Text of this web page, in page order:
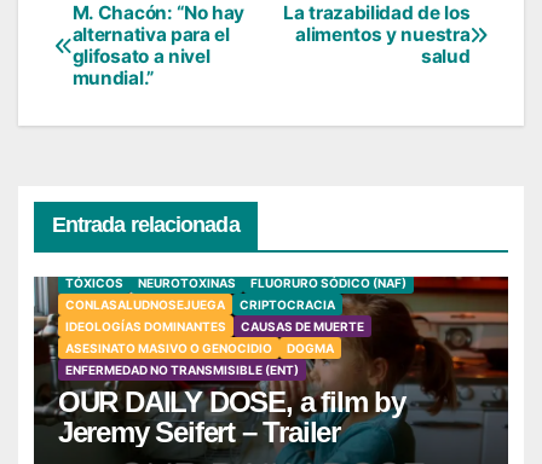
Navegación
de
entradas
La trazabilidad de los
alimentos y nuestra
salud
M. Chacón: “No hay
alternativa para el
glifosato a nivel
mundial.”
Entrada relacionada
TÓXICOS NEUROTOXINAS
FLUORURO SÓDICO (NAF)
CONLASALUDNOSEJUEGA
CRIPTOCRACIA
IDEOLOGÍAS DOMINANTES
CAUSAS DE MUERTE
ASESINATO MASIVO O GENOCIDIO
DOGMA
ENFERMEDAD NO TRANSMISIBLE (ENT)
OUR DAILY DOSE, a film by
Jeremy Seifert – Trailer